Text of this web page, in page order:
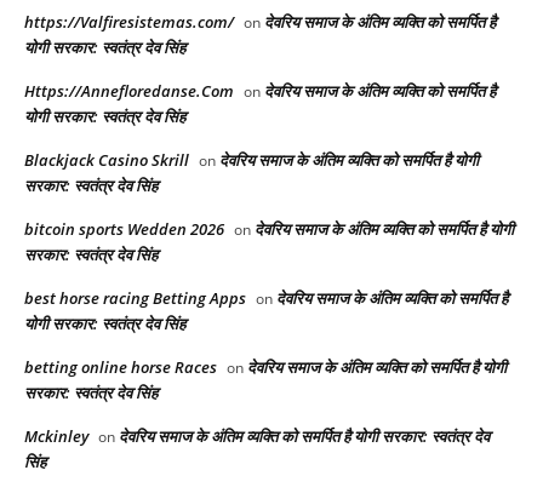
https://Valfiresistemas.com/ on देवरिय समाज के अंतिम व्यक्ति को समर्पित है
योगी सरकार: स्वतंत्र देव सिंह
Https://Annefloredanse.Com on देवरिय समाज के अंतिम व्यक्ति को समर्पित है
योगी सरकार: स्वतंत्र देव सिंह
Blackjack Casino Skrill on देवरिय समाज के अंतिम व्यक्ति को समर्पित है योगी
सरकार: स्वतंत्र देव सिंह
bitcoin sports Wedden 2026 on देवरिय समाज के अंतिम व्यक्ति को समर्पित है योगी
सरकार: स्वतंत्र देव सिंह
best horse racing Betting Apps​ on देवरिय समाज के अंतिम व्यक्ति को समर्पित है
योगी सरकार: स्वतंत्र देव सिंह
betting online horse Races​ on देवरिय समाज के अंतिम व्यक्ति को समर्पित है योगी
सरकार: स्वतंत्र देव सिंह
Mckinley on देवरिय समाज के अंतिम व्यक्ति को समर्पित है योगी सरकार: स्वतंत्र देव
सिंह